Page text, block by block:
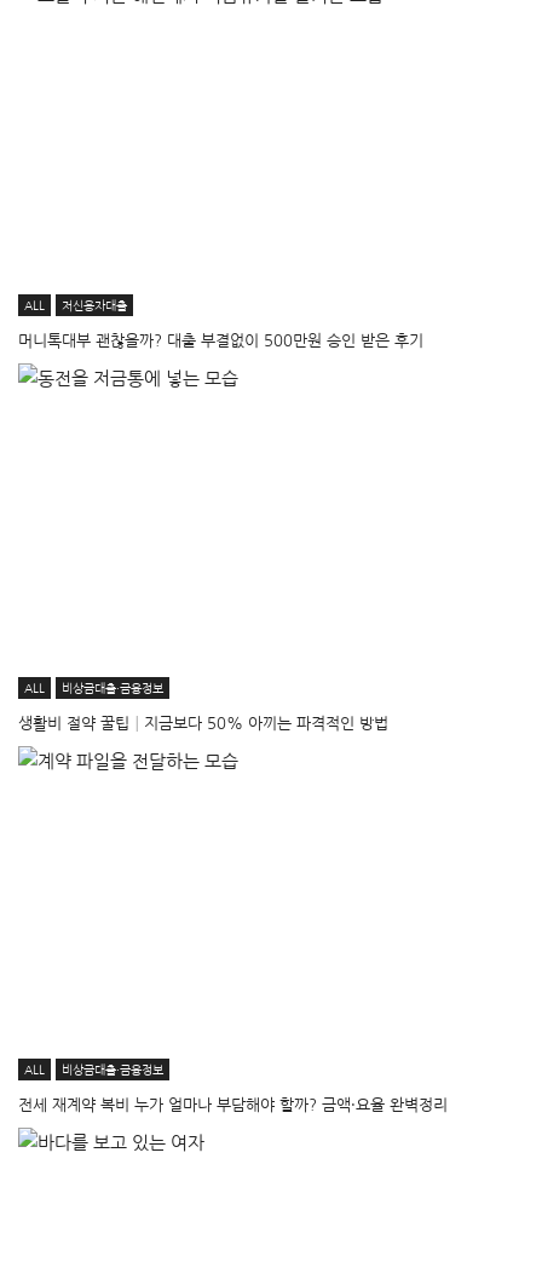
ALL 저신용자대출
머니톡대부 괜찮을까? 대출 부결없이 500만원 승인 받은 후기
ALL 비상금대출·금융정보
생활비 절약 꿀팁│지금보다 50% 아끼는 파격적인 방법
ALL 비상금대출·금융정보
전세 재계약 복비 누가 얼마나 부담해야 할까? 금액·요율 완벽정리